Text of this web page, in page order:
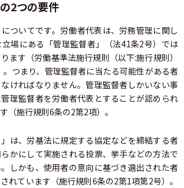
2つの要件
ついてです。労働者代表は、労務管理に関し
場にある「管理監督者」（法41条2号）では
ます（労働基準法施行規則（以下:施行規則）
つまり、管理監督者に当たる可能性がある者
ければなりません。管理監督者しかいない事
理監督者を労働者代表とすることが認められ
（施行規則6条の2第2項）。
は、労基法に規定する協定などを締結する者
かにして実施される投票、挙手などの方法で
しかも、使用者の意向に基づき選出された者
れています（施行規則6条の2第1項第2号）。